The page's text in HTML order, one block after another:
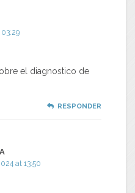
el diagnostico de
RESPONDER
at 13:50